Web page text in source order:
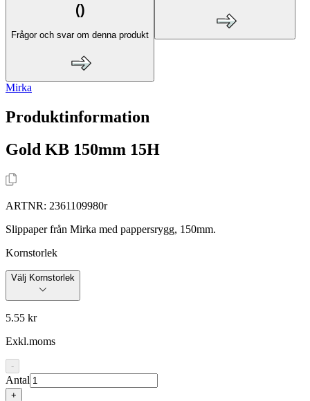
()
Frågor och svar om denna produkt
Mirka
Produktinformation
Gold KB 150mm 15H
ARTNR: 2361109980r
Slippaper från Mirka med pappersrygg, 150mm.
Kornstorlek
Välj Kornstorlek
5.55 kr
Exkl.moms
-
Antal
+